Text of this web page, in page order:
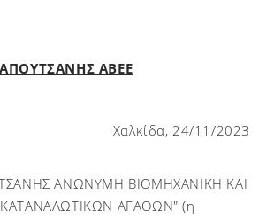
ΑΒΕΕ
Χαλκίδα, 24/11/2023
ΑΝΩΝΥΜΗ ΒΙΟΜΗΧΑΝΙΚΗ ΚΑΙ
ΚΑΤΑΝΑΛΩΤΙΚΩΝ ΑΓΑΘΩΝ" (η